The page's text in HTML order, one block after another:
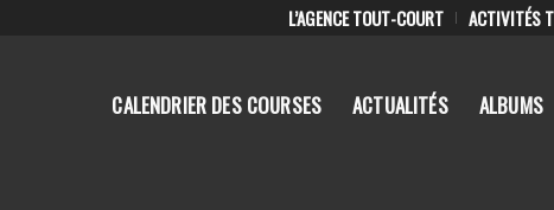
L’AGENCE TOUT-COURT ACTIVITÉS
CALENDRIER DES COURSES ACTUALITÉS ALBUMS